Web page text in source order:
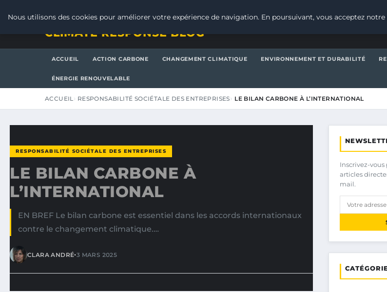
CLIMATE RESPONSE BLOG
ACCUEIL ACTION CARBONE CHANGEMENT CLIMATIQUE ENVIRONNEMENT ET DURABILITÉ
ÉNERGIE RENOUVELABLE
ACCUEIL RESPONSABILITÉ SOCIÉTALE DES ENTREPRISES LE BILAN CARBONE À L’INTERNATIONAL
RESPONSABILITÉ SOCIÉTALE DES ENTREPRISES
LE BILAN CARBONE À
L’INTERNATIONAL
EN BREF Le bilan carbone est essentiel dans les accords internationaux
contre le changement climatique.…
CLARA ANDRÉ•3 MARS 2025
Inscrivez-
articles
mail.
Nous utilisons des cookies pour améliorer votre expérience de navigation. En poursuivant, vous acceptez